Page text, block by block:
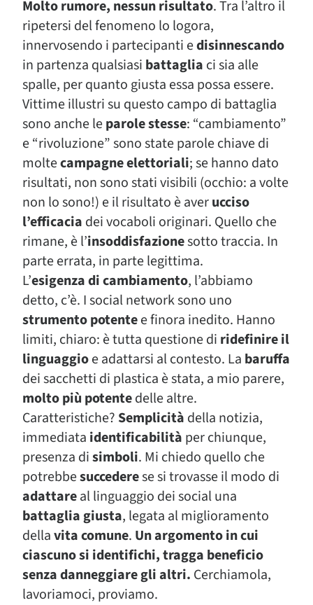
Molto rumore, nessun risultato. Tra l’altro il
ripetersi del fenomeno lo logora,
innervosendo i partecipanti edisinnescando
in partenza qualsiasi battaglia ci sia alle
spalle, per quanto giusta essa possa essere.
Vittime illustri su questo campo di battaglia
sono anche leparole stesse: “cambiamento”
e “rivoluzione” sono state parole chiave di
moltecampagne elettoriali; se hanno dato
risultati, non sono stati visibili (occhio: a volte
non lo sono!) e il risultato è averucciso
l’efficacia dei vocaboli originari. Quello che
rimane, è l’insoddisfazionesotto traccia. In
parte errata, in parte legittima.
L’esigenza di cambiamento, l’abbiamo
detto, c’è. I social network sono uno
strumento potentee finora inedito. Hanno
limiti, chiaro: è tutta questione di ridefinire il
linguaggioe adattarsi al contesto. La baruffa
dei sacchetti di plastica è stata, a mio parere,
molto più potentedelle altre.
Caratteristiche? Semplicità della notizia,
immediata identificabilità per chiunque,
presenza disimboli. Mi chiedo quello che
potrebbesuccederese si trovasse il modo di
adattareal linguaggio dei social una
battaglia giusta, legata al miglioramento
dellavita comune. Un argomento in cui
ciascuno si identifichi, tragga beneficio
senza danneggiare gli altri. Cerchiamola,
lavoriamoci, proviamo.